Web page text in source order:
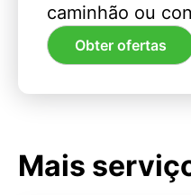
caminhão ou
Obter ofertas
Mais